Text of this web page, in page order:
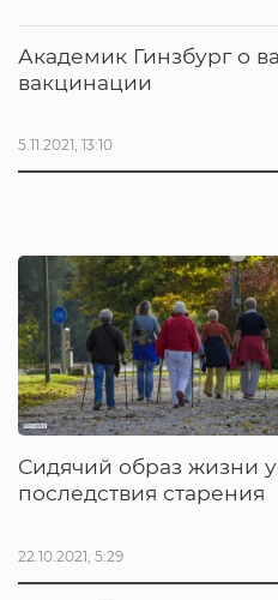
Академик Гинзбург о
вакцинации
5.11.2021, 13:10
Сидячий образ жизни
последствия старения
22.10.2021, 5:29